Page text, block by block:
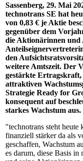
Sassenberg, 29. Mai
technotrans SE hat
von 0,83 € je Aktie
gegenüber dem
die Aktionärinnen und
den
weitere Amtszeit. Der
gestärkte
attraktiven
Strategie Ready for
konsequent auf
starkes Wachstum aus.
"technotrans steht heute
finanziell stärker da als
geschaffen, Wachstum
es darum, diese Basis in